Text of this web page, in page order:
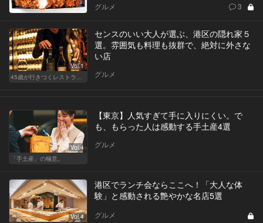
グルメ 3
Vol.1
45歳が行きつくレストラン＆バー
センスのいい大人が選ぶ、港区の隠れ家５
選。雰囲気も料理も抜群で、絶対に外さな
い店
グルメ
Vol.4
「手土産」の極意。
【東京】人気すぎて手に入りにくい。で
も、もらった人は感動する手土産4選
グルメ
Vol.4
港区でランチ会ならここへ！「大人な体
験」と感動される艶やかな名店5選
グルメ